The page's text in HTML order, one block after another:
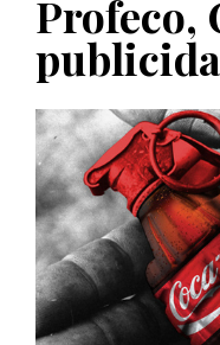
PUBLICADO EL 5 ENERO, 2023
Profeco,